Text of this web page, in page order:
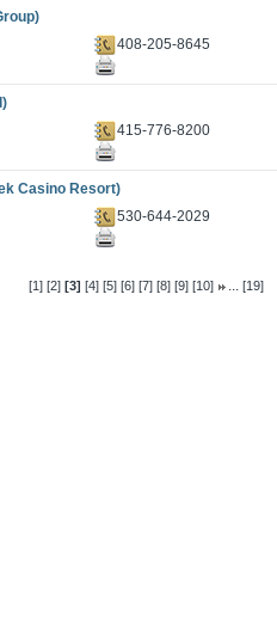
408-205-8645
415-776-8200
Casino Resort)
530-644-2029
[1] [2] [3] [4] [5] [6] [7] [8] [9] [10] ...[19]